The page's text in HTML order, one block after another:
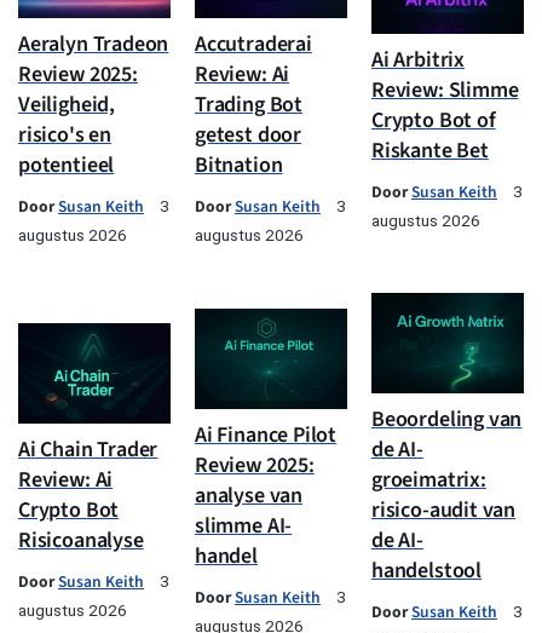
Aeralyn Tradeon
Review 2025:
Veiligheid,
risico's en
potentieel
DoorSusan Keith
3
augustus 2026
Accutraderai
Review: Ai
Trading Bot
getest door
Bitnation
DoorSusan Keith
3
augustus 2026
Ai Arbitrix
Review: Slimme
Crypto Bot of
Riskante Bet
DoorSusan Keith
3
augustus 2026
Ai Chain Trader
Review: Ai
Crypto Bot
Risicoanalyse
DoorSusan Keith
3
augustus 2026
Ai Finance Pilot
Review 2025:
analyse van
slimme AI-
handel
DoorSusan Keith
3
augustus 2026
Beoordeling van
de AI-
groeimatrix:
risico-audit van
de AI-
handelstool
DoorSusan Keith
3